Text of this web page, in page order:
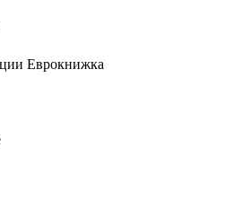
Еврокнижка